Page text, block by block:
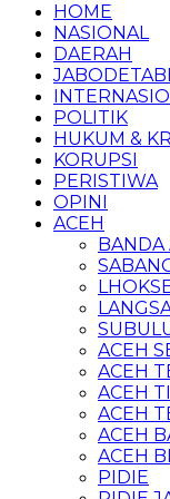
HOME
NASIONAL
DAERAH
POLITIK
HUKUM &
KORUPSI
PERISTIWA
OPINI
ACEH
BANDA
ACEH
ACEH
ACEH
ACEH
ACEH
ACEH
PIDIE